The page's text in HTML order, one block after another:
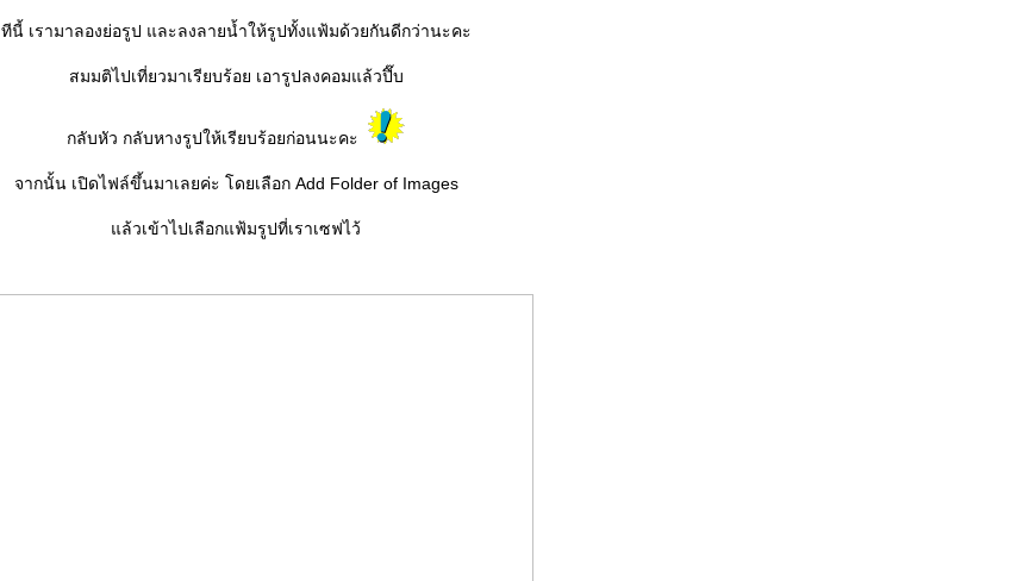
ทีนี้ เรามาลองย่อรูป และลงลายน้ำให้รูปทั้งแฟ้มด้วยกันดีกว่านะคะ
สมมติไปเที่ยวมาเรียบร้อย เอารูปลงคอมแล้วปึ๊บ
กลับหัว กลับหางรูปให้เรียบร้อยก่อนนะคะ
จากนั้น เปิดไฟล์ขึ้นมาเลยค่ะ โดยเลือก Add Folder of Images
ล้วเข้าไปเลือกแฟ้มรูปที่เราเซฟไว้